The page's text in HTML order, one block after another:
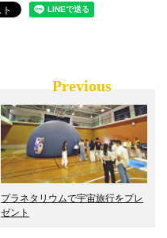
Previous
プラネタリウムで宇宙旅行をプレ
ゼント